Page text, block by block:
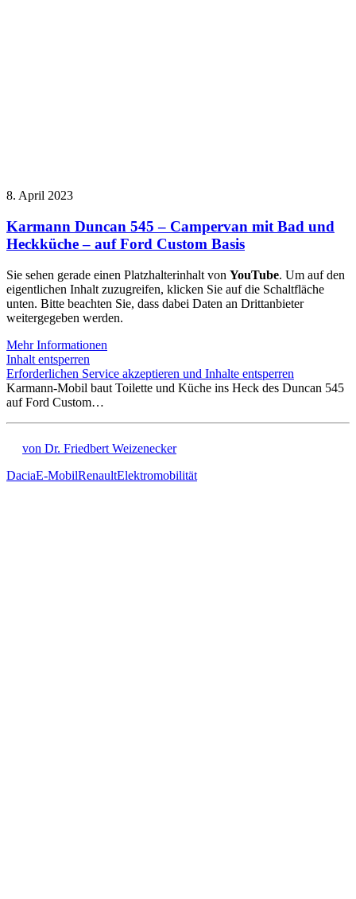
8. April 2023
Karmann Duncan 545 – Campervan mit Bad und
Heckküche – auf Ford Custom Basis
Sie sehen gerade einen Platzhalterinhalt von YouTube. Um auf den
eigentlichen Inhalt zuzugreifen, klicken Sie auf die Schaltfläche
unten. Bitte beachten Sie, dass dabei Daten an Drittanbieter
weitergegeben werden.
Mehr Informationen
Inhalt entsperren
Erforderlichen Service akzeptieren und Inhalte entsperren
Karmann-Mobil baut Toilette und Küche ins Heck des Duncan 545
auf Ford Custom…
von Dr. Friedbert Weizenecker
DaciaE-MobilRenaultElektromobilität